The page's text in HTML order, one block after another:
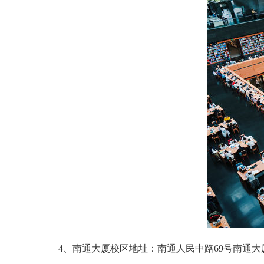
4、南通大厦校区地址：南通人民中路69号南通